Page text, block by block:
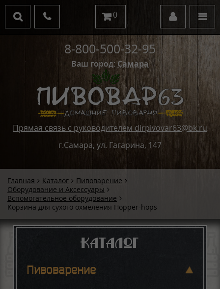
Ваш город:Самара
Прямая связь с руководителем dirpivovar63@bk.ru
г.Самара, ул. Гагарина, 147
8-800-500-32-95
0
Главная Каталог
Пивоварение
Оборудование и Аксессуары
Вспомогательное оборудование
Корзина для сухого охмеления Hopper-hops
Каталог
Пивоварение